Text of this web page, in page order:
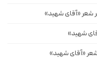
شعر «آقای شهید»
شهید»
«آقای شهید»